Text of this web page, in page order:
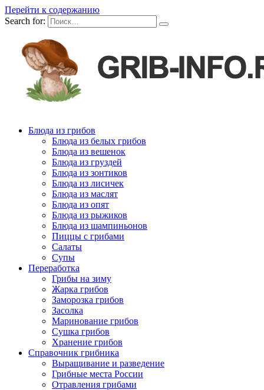
Перейти к содержанию
Search for:
Блюда из грибов
Блюда из белых грибов
Блюда из вешенок
Блюда из груздей
Блюда из зонтиков
Блюда из лисичек
Блюда из маслят
Блюда из опят
Блюда из рыжиков
Блюда из шампиньонов
Пиццы с грибами
Салаты
Супы
Переработка
Грибы на зиму
Жарка грибов
Заморозка грибов
Засолка
Маринование грибов
Сушка грибов
Хранение грибов
Справочник грибника
Выращивание и разведение
Грибные места России
Отравления грибами